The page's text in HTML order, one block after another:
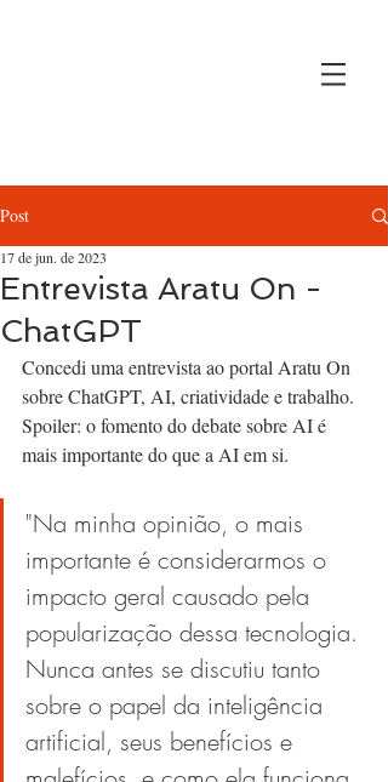
Post
Entrevista Aratu On -
ChatGPT
17 de jun. de 2023
Concedi uma entrevista ao portal Aratu On
sobre ChatGPT, AI, criatividade e trabalho.
Spoiler: o fomento do debate sobre AI é
mais importante do que a AI em si.
"Na minha opinião, o mais
importante é considerarmos o
impacto geral causado pela
popularização dessa tecnologia.
Nunca antes se discutiu tanto
sobre o papel da inteligência
artificial, seus benefícios e